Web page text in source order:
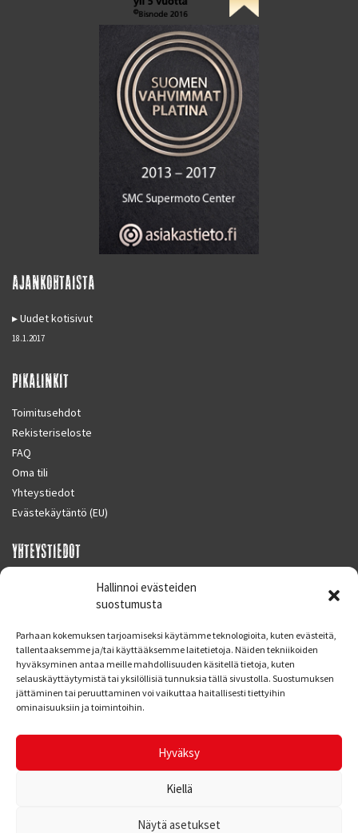
Hallinnoi evästeiden
suostumusta
Parhaan kokemuksen tarjoamiseksi käytämme teknologioita, kuten evästeitä,
tallentaaksemme ja/tai käyttääksemme laitetietoja. Näiden tekniikoiden
hyväksyminen antaa meille mahdollisuuden käsitellä tietoja, kuten
selauskäyttäytymistä tai yksilöllisiä tunnuksia tällä sivustolla. Suostumuksen
jättäminen tai peruuttaminen voi vaikuttaa haitallisesti tiettyihin
ominaisuuksiin ja toimintoihin.
Hyväksy
Kiellä
Näytä asetukset
AJANKOHTAISTA
Uudet kotisivut
18.1.2017
PIKALINKIT
Toimitusehdot
Rekisteriseloste
FAQ
Oma tili
Yhteystiedot
Evästekäytäntö (EU)
YHTEYSTIEDOT
SUPERMOTO CENTER
Finland
Puh. 09 221 7088
info at supermotocenter.fi
Maanantai - Tiistai 09.00 - 17.00